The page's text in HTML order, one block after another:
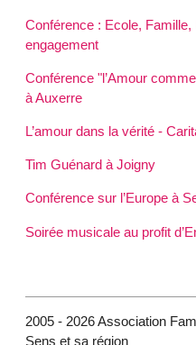
Conférence : Ecole,
engagement
Conférence "l’Amour
à Auxerre
L’amour dans la vérité -
Tim Guénard à Joigny
Conférence sur l’Europe à
Soirée musicale au profit
2005 - 2026 Association
Sens et sa région